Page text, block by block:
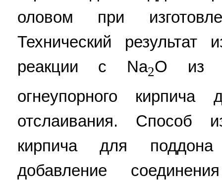
оловом при
Технический результат
реакции с Na2O из
огнеупорного кирпича
отслаивания. Способ
кирпича для
добавление